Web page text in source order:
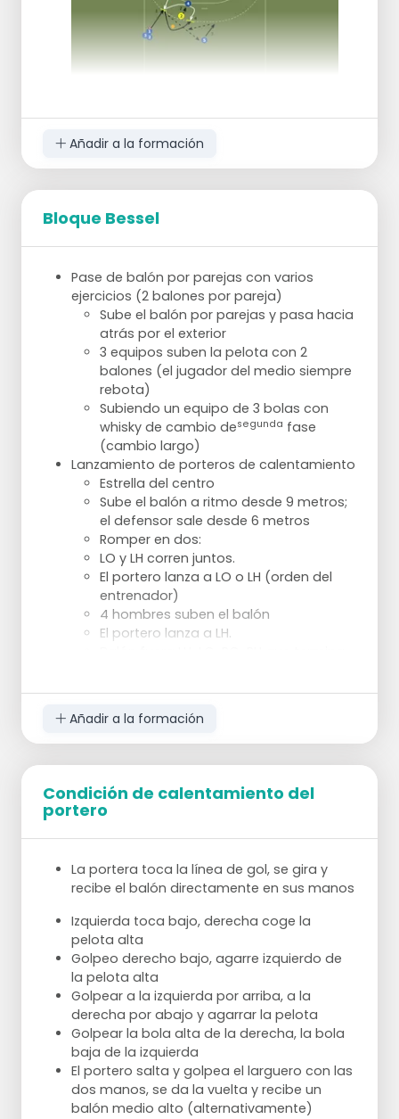
Añadir a la formación
Bloque Bessel
Pase de balón por parejas con varios
ejercicios (2 balones por pareja)
Sube el balón por parejas y pasa hacia
atrás por el exterior
3 equipos suben la pelota con 2
balones (el jugador del medio siempre
rebota)
Subiendo un equipo de 3 bolas con
whisky de cambio desegunda fase
(cambio largo)
Lanzamiento de porteros de calentamiento
Estrella del centro
Sube el balón a ritmo desde 9 metros;
el defensor sale desde 6 metros
Romper en dos:
LO y LH corren juntos.
El portero lanza a LO o LH (orden del
entrenador)
4 hombres suben el balón
El portero lanza a LH.
retener un poco para ganar impulso)
RH vuelve a presionar
¡Olas!
Añadir a la formación
Condición de calentamiento del
portero
La portera toca la línea de gol, se gira y
recibe el balón directamente en sus manos
Izquierda toca bajo, derecha coge la
pelota alta
Golpeo derecho bajo, agarre izquierdo de
la pelota alta
Golpear a la izquierda por arriba, a la
derecha por abajo y agarrar la pelota
Golpear la bola alta de la derecha, la bola
baja de la izquierda
El portero salta y golpea el larguero con las
dos manos, se da la vuelta y recibe un
balón medio alto (alternativamente)